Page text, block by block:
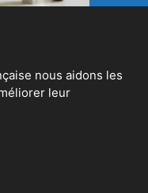
nous aidons les
leur